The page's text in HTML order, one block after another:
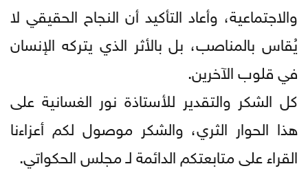
والاجتماعية، وأعاد التأكيد أن النجاح الحقيقي لا
يُقاس بالمناصب، بل بالأثر الذي يتركه الإنسان
في قلوب الآخرين.
كل الشكر والتقدير للأستاذة نور الغسانية على
هذا الحوار الثري، والشكر موصول لكم أعزاءنا
القراء على متابعتكم الدائمة لـ مجلس الحكواتي.